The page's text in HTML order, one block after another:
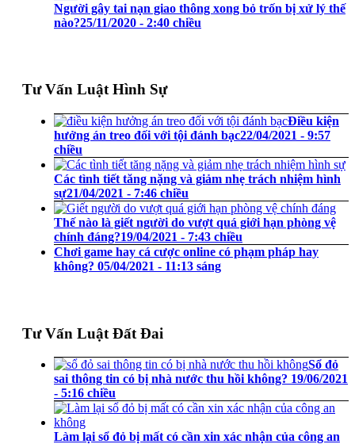
Người gây tai nạn giao thông xong bỏ trốn bị xử lý thế
nào?25/11/2020 - 2:40 chiều
Tư Vấn Luật Hình Sự
Điều kiện
hưởng án treo đối với tội đánh bạc22/04/2021 - 9:57
chiều
Các tình tiết tăng nặng và giảm nhẹ trách nhiệm hình
sự21/04/2021 - 7:46 chiều
Thế nào là giết người do vượt quá giới hạn phòng vệ
chính đáng?19/04/2021 - 7:43 chiều
Chơi game hay cá cược online có phạm pháp hay
không? 05/04/2021 - 11:13 sáng
Tư Vấn Luật Đất Đai
Sổ đỏ
sai thông tin có bị nhà nước thu hồi không? 19/06/2021
- 5:16 chiều
Làm lại sổ đỏ bị mất có cần xin xác nhận của công an